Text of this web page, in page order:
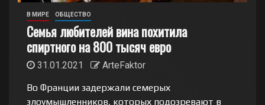
В МИРЕ ОБЩЕСТВО
Семья любителей вина похитила
спиртного на 800 тысяч евро
31.01.2021
ArteFaktor
Во Франции задержали семерых
злоумышленников, которых подозревают в